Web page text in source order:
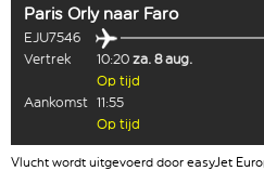
Paris Orly naar Faro
EJU7546
Vertrek
10:20 za. 8 aug.
Op tijd
Aankomst 11:55
Op tijd
Vlucht wordt uitgevoerd door easyJet